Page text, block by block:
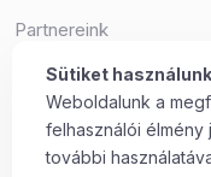
Partnereink
Süti beállítások
Sütiket használunk
Weboldalunk a
felhasználói élmény
további